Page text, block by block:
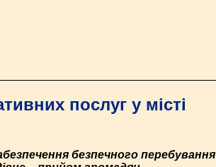
послуг у місті
безпечного перебування